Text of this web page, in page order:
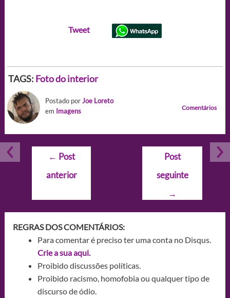
Tweet
TAGS: Foto do interior
Postado porJoe Loreto
em Imagens Comentários
Navegação
Post
← Post
anterior
Post
seguinte
→
REGRAS DOS COMENTÁRIOS:
Para comentar é preciso ter uma conta no Disqus.
Crie a sua aqui.
Proibido discussões políticas.
Proibido racismo, homofobia ou qualquer tipo de
discurso de ódio.